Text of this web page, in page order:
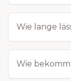
Wie lange
Wie